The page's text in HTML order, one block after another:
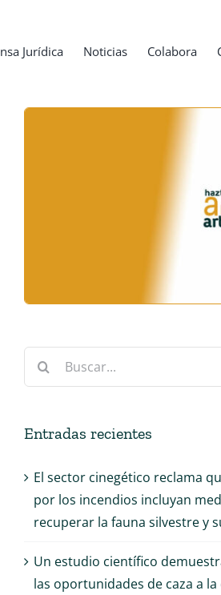
Jurídica Noticias Colabora
Buscar:
Entradas recientes
El sector cinegético reclama
por los incendios incluyan
recuperar la fauna silvestre y
Un estudio científico
las oportunidades de caza a